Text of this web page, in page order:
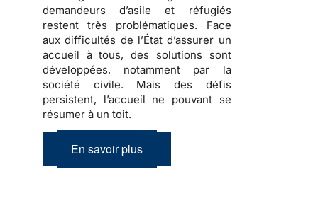
demandeurs d’asile et réfugiés
restent très problématiques. Face
aux difficultés de l’État d’assurer un
accueil à tous, des solutions sont
développées, notamment par la
société civile. Mais des défis
persistent, l’accueil ne pouvant se
résumer à un toit.
En savoir plus